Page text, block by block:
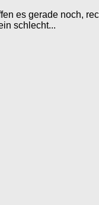
es gerade noch,
schlecht...